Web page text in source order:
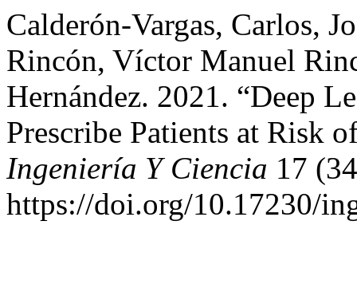
Calderón-Vargas, Carlos,
Rincón, Víctor Manuel
Hernández. 2021. “Deep
Prescribe Patients at Risk
Ingeniería Y Ciencia 17
https://doi.org/10.17230/